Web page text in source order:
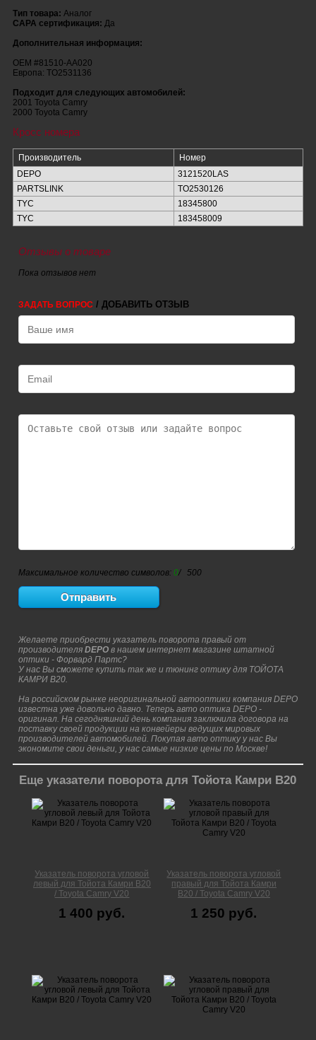
Тип товара: Аналог
CAPA сертификация: Да
Дополнительная информация:
OEM #81510-AA020
Европа: TO2531136
Подходит для следующих автомобилей:
2001 Toyota Camry
2000 Toyota Camry
Кросс номера
Производитель
Номер
DEPO
3121520LAS
PARTSLINK
TO2530126
TYC
18345800
TYC
183458009
Отзывы о товаре
Пока отзывов нет
ЗАДАТЬ ВОПРОС / ДОБАВИТЬ ОТЗЫВ
Максимальное количество символов: 0/ 500
Желаете приобрести указатель поворота правый от
производителя DEPOв нашем интернет магазине штатной
оптики - Форвард Партс?
У нас Вы сможете купить так же и тюнинг оптику для ТОЙОТА
КАМРИ В20.
На российском рынке неоригинальной автооптики компания DEPO
известна уже довольно давно. Теперь авто оптика DEPO -
оригинал. На сегодняшний день компания заключила договора на
поставку своей продукции на конвейеры ведущих мировых
производителей автомобилей. Покупая авто оптику у нас Вы
экономите свои деньги, у нас самые низкие цены по Москве!
Еще указатели поворота для Тойота Камри В20
Указатель поворота угловой
левый для Тойота Камри В20
/ Toyota Camry V20
1 400 руб.
Указатель поворота угловой
правый для Тойота Камри
В20 / Toyota Camry V20
1 250 руб.